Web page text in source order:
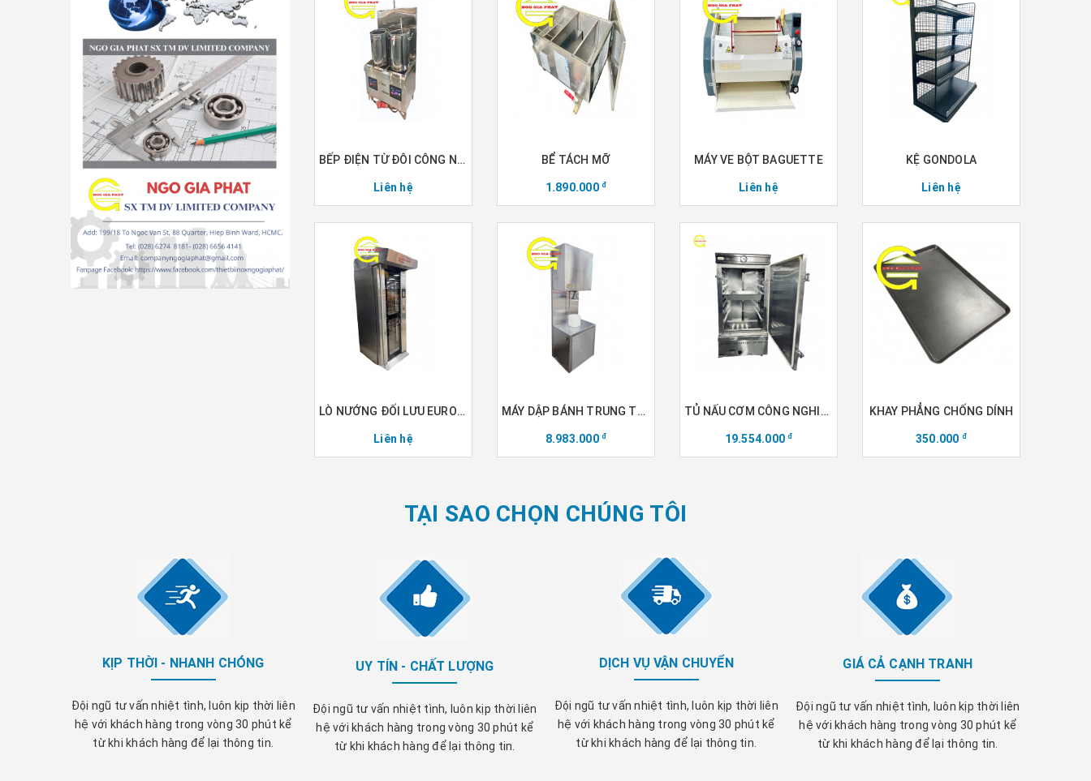
BẾP ĐIỆN TỪ ĐÔI CÔNG NGHIỆP
Liên hệ
BỂ TÁCH MỠ
1.890.000đ
MÁY VE BỘT BAGUETTE
Liên hệ
KỆ GONDOLA
Liên hệ
LÒ NƯỚNG ĐỐI LƯU EUROFOURS
Liên hệ
MÁY DẬP BÁNH TRUNG THU
8.983.000đ
TỦ NẤU CƠM CÔNG NGHIỆP 40 KG
19.554.000đ
KHAY PHẲNG CHỐNG DÍNH
350.000 đ
TẠI SAO CHỌN CHÚNG TÔI
KỊP THỜI - NHANH CHÓNG
Đội ngũ tư vấn nhiệt tình, luôn kịp thời liên
hệ với khách hàng trong vòng 30 phút kể
từ khi khách hàng để lại thông tin.
UY TÍN - CHẤT LƯỢNG
Đội ngũ tư vấn nhiệt tình, luôn kịp thời liên
hệ với khách hàng trong vòng 30 phút kể
từ khi khách hàng để lại thông tin.
DỊCH VỤ VẬN CHUYỂN
Đội ngũ tư vấn nhiệt tình, luôn kịp thời liên
hệ với khách hàng trong vòng 30 phút kể
từ khi khách hàng để lại thông tin.
GIÁ CẢ CẠNH TRANH
Đội ngũ tư vấn nhiệt tình, luôn kịp thời liên
hệ với khách hàng trong vòng 30 phút kể
từ khi khách hàng để lại thông tin.